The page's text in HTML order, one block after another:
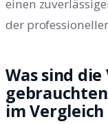
einen
der
Was sind
im Vergleich